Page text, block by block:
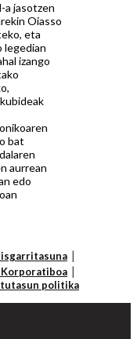
a jasotzen
Oiasso
eta
legedian
izango
bat
aurrean
edo
politika